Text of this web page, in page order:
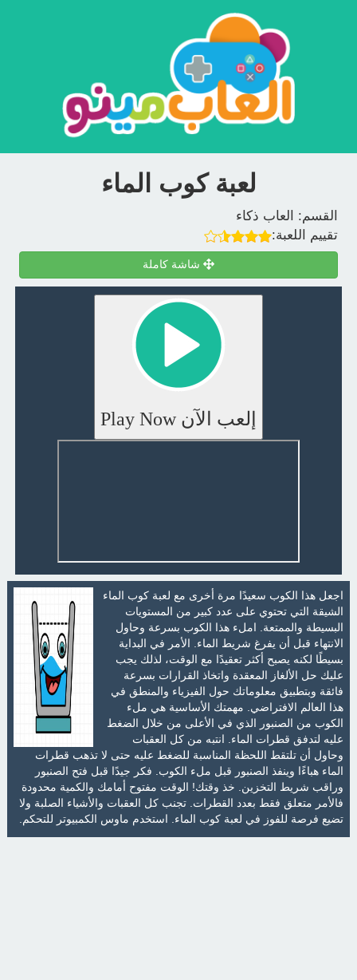
لعبة كوب الماء
القسم:
العاب ذكاء
تقييم اللعبة:
شاشة كاملة
إلعب الآن Play Now
اجعل هذا الكوب سعيدًا مرة أخرى مع لعبة كوب الماء
الشيقة التي تحتوي على عدد كبير من المستويات
البسيطة والممتعة. املء هذا الكوب بسرعة وحاول
الانتهاء قبل أن يفرغ شريط الماء. الأمر في البداية
بسيطًا لكنه يصبح أكثر تعقيدًا مع الوقت، لذلك يجب
عليك حل الألغاز المعقدة واتخاذ القرارات بسرعة
فائقة وبتطبيق معلوماتك حول الفيزياء والمنطق في
هذا العالم الافتراضي. مهمتك الأساسية هي ملء
الكوب من الصنبور الذي في الأعلى من خلال الضغط
عليه لتدفق قطرات الماء. انتبه من كل العقبات
وحاول أن تلتقط اللحظة المناسبة للضغط عليه حتى لا تذهب قطرات
الماء هباءًا وينفذ الصنبور قبل ملء الكوب. فكر جيدًا قبل فتح الصنبور
وراقب شريط التخزين. خذ وقتك! الوقت مفتوح أمامك والكمية محدودة
فالأمر متعلق فقط بعدد القطرات. تجنب كل العقبات والأشياء الصلبة ولا
تضيع فرصة للفوز في لعبة كوب الماء. استخدم ماوس الكمبيوتر للتحكم.